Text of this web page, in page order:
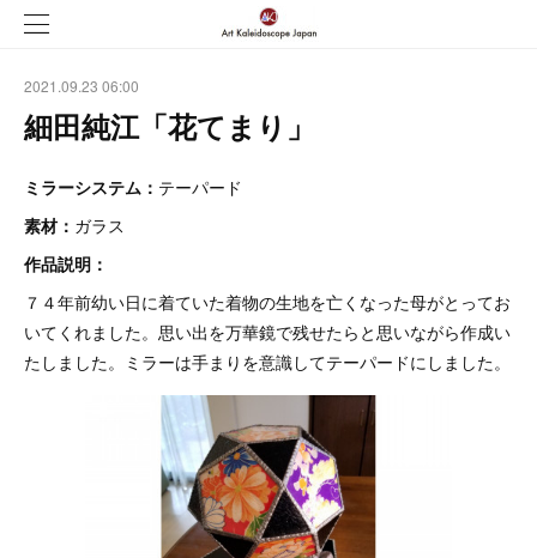
2021.09.23 06:00
細田純江「花てまり」
ミラーシステム： テーパード
素材： ガラス
作品説明：
７４年前幼い日に着ていた着物の生地を亡くなった母がとってお
いてくれました。思い出を万華鏡で残せたらと思いながら作成い
たしました。ミラーは手まりを意識してテーパードにしました。